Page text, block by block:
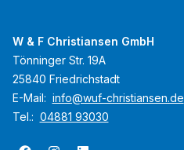
W & F Christiansen GmbH
Tönninger Str. 19A
25840 Friedrichstadt
E-Mail: info@wuf-christiansen.de
Tel.: 04881 93030